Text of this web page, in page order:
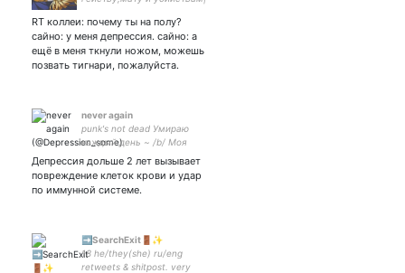
RT коллеи: почему ты на полу?
сайно: у меня депрессия. сайно: а
ещё в меня ткнули ножом, можешь
позвать тигнари, пожалуйста.
never again
punk's not dead Умираю
каждый день ~ /b/ Моя
виртуальная могилка
Конец близок Это мой
артхаусный видеоблог, в
нем никогда ничего не
Депрессия дольше 2 лет вызывает
повреждение клеток крови и удар
по иммунной системе.
➡️SearchExit🚪✨
18 he/they(she) ru/eng
retweets & shitpost. very